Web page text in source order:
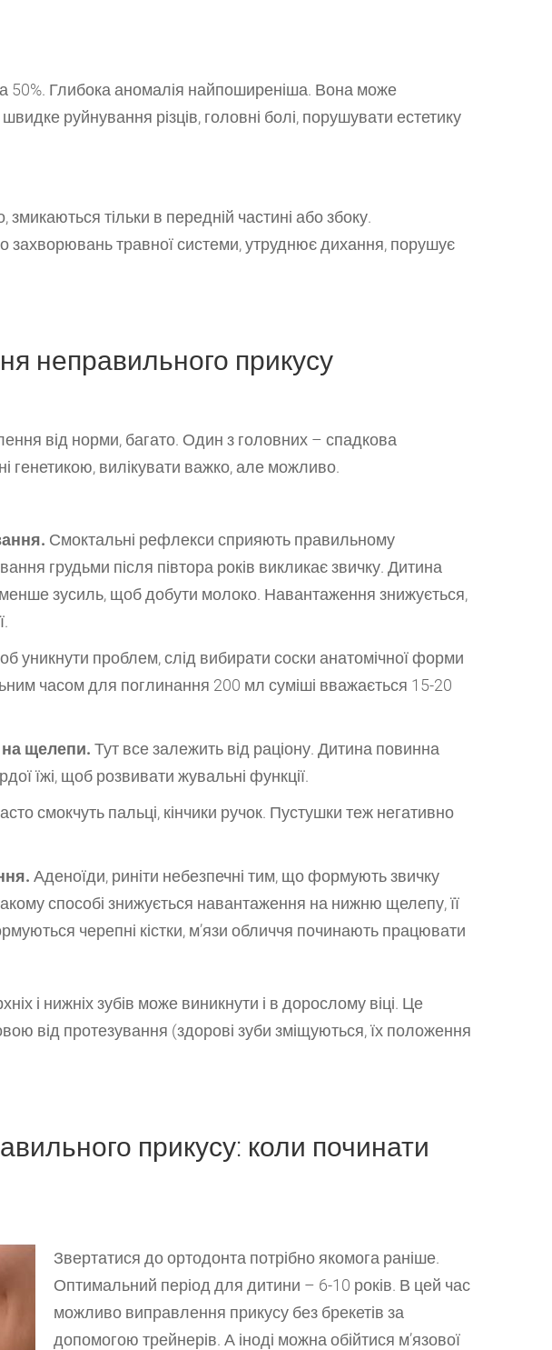
50%. Глибока аномалія найпоширеніша. Вона може
руйнування різців, головні болі, порушувати естетику
тільки в передній частині або збоку.
захворювань травної системи, утруднює дихання, порушує
неправильного прикусу
від норми, багато. Один з головних – спадкова
генетикою, вилікувати важко, але можливо.
Смоктальні рефлекси сприяють правильному
грудьми після півтора років викликає звичку. Дитина
зусиль, щоб добути молоко. Навантаження знижується,
уникнути проблем, слід вибирати соски анатомічної форми
часом для поглинання 200 мл суміші вважається 15-20
щелепи. Тут все залежить від раціону. Дитина повинна
їжі, щоб розвивати жувальні функції.
смокчуть пальці, кінчики ручок. Пустушки теж негативно
Аденоїди, риніти небезпечні тим, що формують звичку
способі знижується навантаження на нижню щелепу, її
черепні кістки, м’язи обличчя починають працювати
і нижніх зубів може виникнути і в дорослому віці. Це
від протезування (здорові зуби зміщуються, їх положення
прикусу: коли починати
Звертатися до ортодонта потрібно якомога раніше.
Оптимальний період для дитини – 6-10 років. В цей час
можливо виправлення прикусу без брекетів за
допомогою трейнерів. А іноді можна обійтися м’язової